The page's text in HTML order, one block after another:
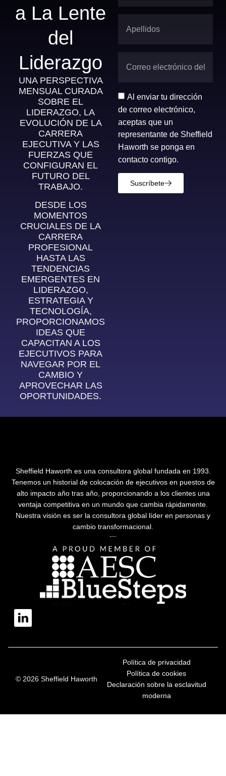
a La Lente
del
Liderazgo
UNA PERSPECTIVA
MENSUAL CURADA
SOBRE EL
LIDERAZGO, LA
EVOLUCIÓN DE LA
CARRERA
EJECUTIVA Y LAS
FUERZAS QUE
CONFIGURAN EL
FUTURO DEL
TRABAJO.
DESDE LOS
MOMENTOS
CRUCIALES DE LA
CARRERA
PROFESIONAL
HASTA LAS
TENDENCIAS
EMERGENTES EN
LIDERAZGO,
ESTRATEGIA Y
TECNOLOGÍA,
PROPORCIONAMOS
IDEAS QUE
CAPACITAN A LOS
EJECUTIVOS PARA
NAVEGAR POR EL
CAMBIO Y
APROVECHAR LAS
OPORTUNIDADES.
Al enviar tu dirección
de correo electrónico,
aceptas que un
representante de Sheffield
Haworth se ponga en
contacto contigo.
Suscríbete
Sheffield Haworth es una consultora global fundada en 1993.
Tenemos un historial de colocación de ejecutivos en puestos de
alto impacto año tras año, proporcionando a los clientes una
ventaja competitiva en un mundo que cambia rápidamente.
Nuestra visión es ser la consultora global líder en personas y
cambio transformacional.
© 2026 Sheffield Haworth
Política de privacidad
Política de cookies
Declaración sobre la esclavitud
moderna